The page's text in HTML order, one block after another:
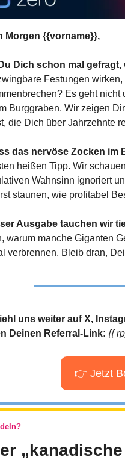
Morgen {{vorname}},
Dich schon mal gefragt,
Festungen
Es geht nicht
Burggraben. Wir zeigen
die Dich über Jahrzehnte
das nervöse Zocken im
heißen Tipp. Wir
Wahnsinn ignoriert
staunen, wie profitabel
Ausgabe tauchen wir
warum manche Giganten
verbrennen. Bleib dran,
uns weiter auf X,
Deinen Referral-Link: {{
👉 Jetzt